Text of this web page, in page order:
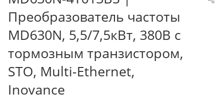
Преобразователь частоты
MD630N, 5,5/7,5кВт, 380В с
тормозным транзистором,
STO, Multi-Ethernet,
Inovance